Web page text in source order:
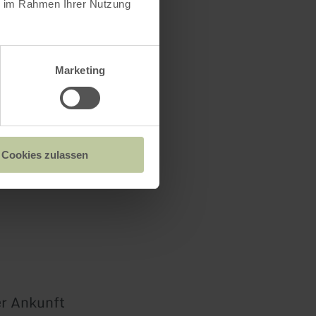
Rahmen Ihrer Nutzung
Marketing
Cookies zulassen
und
Ankunft